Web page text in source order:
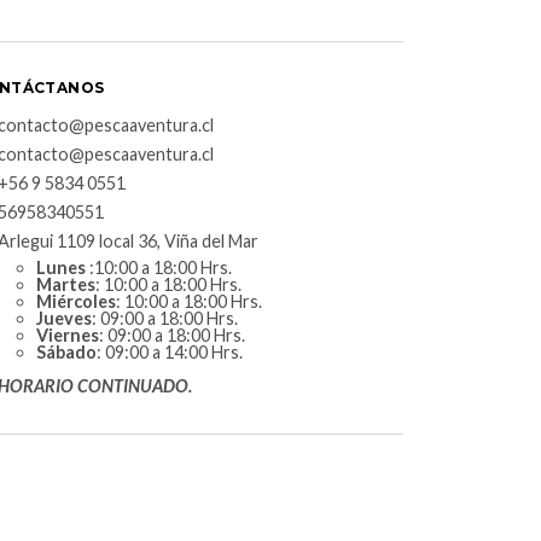
+56 9 5834 0551
1109 local 36, Viña del Mar
Lunes :10:00 a 18:00 Hrs.
Martes: 10:00 a 18:00 Hrs.
Miércoles: 10:00 a 18:00 Hrs.
Jueves: 09:00 a 18:00 Hrs.
Viernes: 09:00 a 18:00 Hrs.
Sábado: 09:00 a 14:00 Hrs.
CONTINUADO.